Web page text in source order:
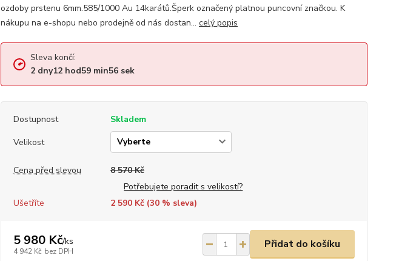
ozdoby prstenu 6mm.585/1000 Au 14karátů.Šperk označený platnou puncovní značkou. K
nákupu na e-shopu nebo prodejně od nás dostan... celý popis
Sleva končí:
2 dny12hod59min55sek
Dostupnost
Skladem
Velikost
Cena před slevou
8 570 Kč
Potřebujete poradit s velikostí?
Ušetříte
2 590 Kč (30% sleva)
5 980 Kč/ks
4 942 Kč bez DPH
Přidat do košíku